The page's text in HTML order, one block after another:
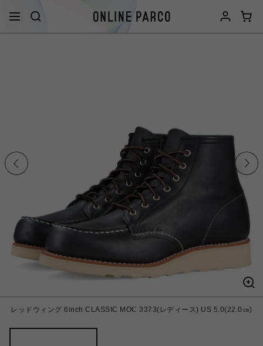
レッドウィング 6inch CLASSIC MOC 3373(レディース) US 5.0(22.0㎝)